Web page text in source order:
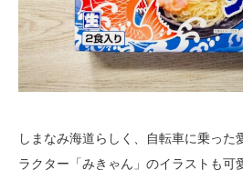
しまなみ海道らしく、自転車に乗った
ラクター「みきゃん」のイラストも可